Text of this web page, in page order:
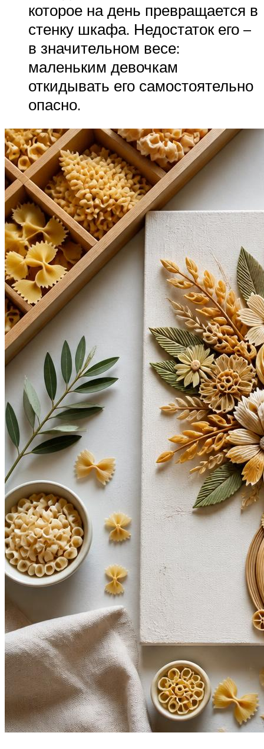
которое на день превращается в
стенку шкафа. Недостаток его –
в значительном весе:
маленьким девочкам
откидывать его самостоятельно
опасно.